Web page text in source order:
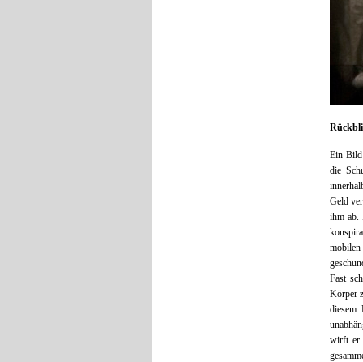
Ein
die
Geld
ihm ab.
Fast
Körper
diesem
wirft er